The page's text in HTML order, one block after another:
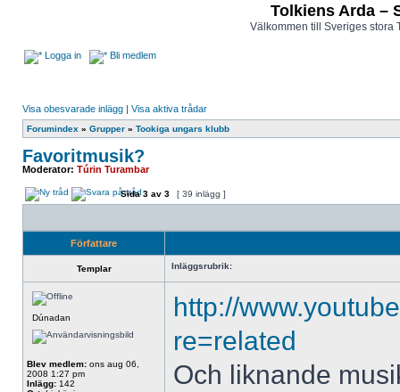
Tolkiens Arda –
Välkommen till Sveriges stora
Logga in Bli medlem
Visa obesvarade inlägg | Visa aktiva trådar
Forumindex » Grupper » Tookiga ungars klubb
Favoritmusik?
Moderator: Túrin Turambar
Sida3 av 3 [ 39 inlägg ]
Författare
Templar Inläggsrubrik:
Dúnadan
Blev medlem: ons aug 06,
2008 1:27 pm
Inlägg: 142
http://
re=related
Och liknande